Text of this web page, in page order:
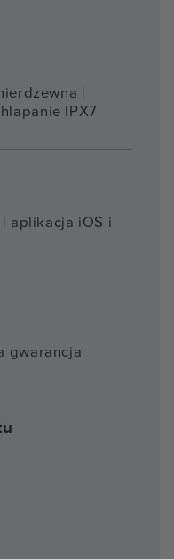
|
IPX7
aplikacja iOS i
gwarancja